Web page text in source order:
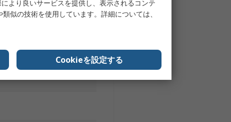
より良いサービスを提供し、表示されるコンテ
似の技術を使用しています。詳細については、
Cookieを設定する